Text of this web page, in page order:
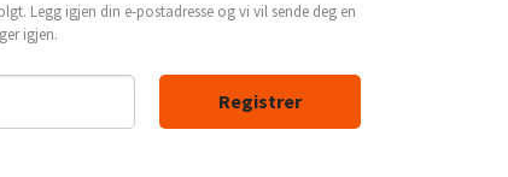
Legg igjen din e-postadresse og vi vil sende deg en
igjen.
Registrer